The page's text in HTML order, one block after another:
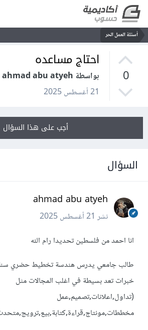
أسئلة العمل الحر
0
احتاج مساعده
بواسطة ahmad abu atyeh
21 أغسطس 2025
أجب على هذا السؤال
السؤال
ahmad abu atyeh
نشر21 أغسطس 2025
انا احمد من فلسطين تحديدا رام الله
طالب جامعي يدرس هندسة تخطيط حضري
خبرات تعد بسيطة في اغلب المجالات مثل
(تداول,اعلانات,تصميم,عمل